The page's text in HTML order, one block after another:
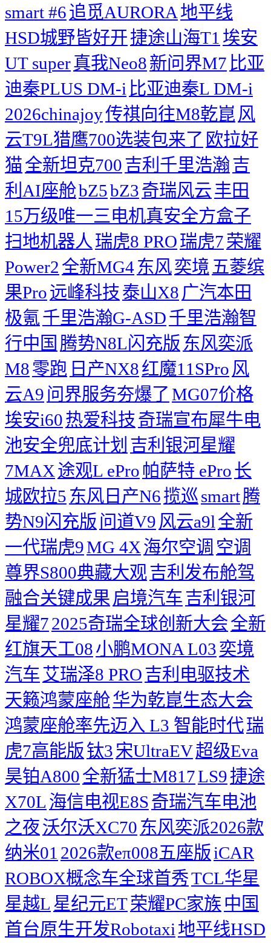
smart #6追觅AURORA 地平线
HSD城野皆好开捷途山海T1 埃安
UT super真我Neo8新问界M7 比亚
迪秦PLUS DM-i 比亚迪秦L DM-i
2026chinajoy传祺向往M8乾崑 风
云T9L猎鹰700选装包来了 欧拉好
猫全新坦克700吉利千里浩瀚吉
利AI座舱bZ5bZ3奇瑞风云丰田
15万级唯一三电机真安全方盒子
扫地机器人 瑞虎8 PRO瑞虎7荣耀
Power2 全新MG4 东风奕境 五菱缤
果Pro远峰科技泰山X8 广汽本田
极氪千里浩瀚G-ASD千里浩瀚智
行中国 腾势N8L闪充版 东风奕派
M8零跑 日产NX8红魔11SPro 风
云A9 问界服务夯爆了 MG07价格
埃安i60热爱科技奇瑞宣布犀牛电
池安全兜底计划 吉利银河星耀
7MAX途观L ePro 帕萨特 ePro长
城欧拉5 东风日产N6揽巡smart腾
势N9闪充版 问道V9 风云a9l 全新
一代瑞虎9MG 4X海尔空调 空调
尊界S800典藏大观吉利发布舱驾
融合关键成果 启境汽车吉利银河
星耀72025奇瑞全球创新大会​全新
红旗天工08小鹏MONA L03奕境
汽车艾瑞泽8 PRO吉利电驱技术
天籁鸿蒙座舱华为乾崑生态大会
鸿蒙座舱率先迈入 L3 智能时代瑞
虎7高能版钛3 宋UltraEV超级Eva
昊铂A800全新猛士M817LS9捷途
X70L 海信电视E8S奇瑞汽车电池
之夜沃尔沃XC70 东风奕派2026款
纳米01 2026款eπ008五座版iCAR
ROBOX概念车全球首秀TCL华星
星越L 星纪元ET荣耀PC家族 中国
首台原生开发Robotaxi 地平线HSD